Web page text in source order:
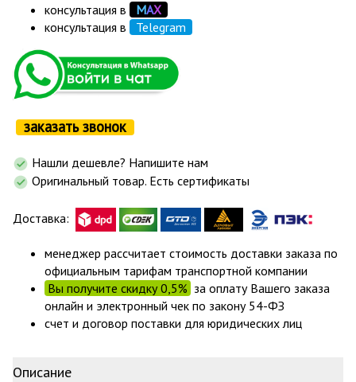
консультация в МАХ
консультация в Telegram
заказать звонок
Нашли дешевле? Напишите нам
Оригинальный товар. Есть сертификаты
Доставка:
менеджер рассчитает стоимость доставки заказа по
официальным тарифам транспортной компании
Вы получите скидку 0,5% за оплату Вашего заказа
онлайн и электронный чек по закону 54-ФЗ
счет и договор поставки для юридических лиц
Описание